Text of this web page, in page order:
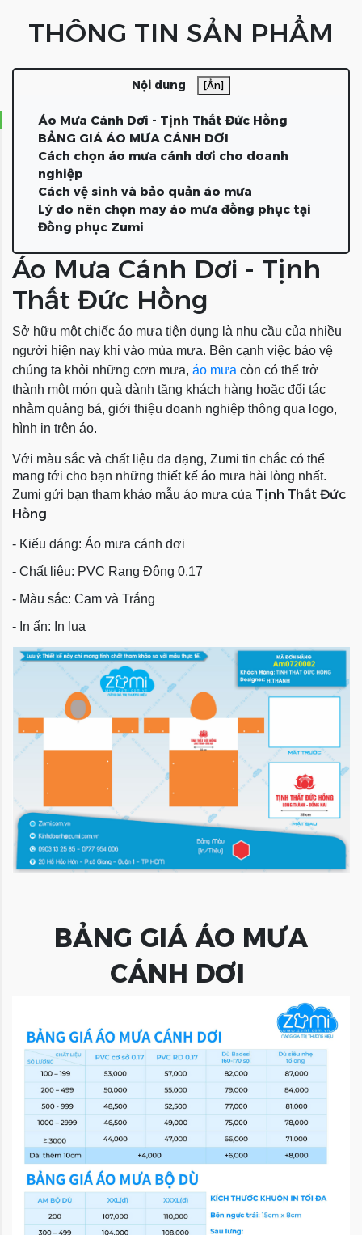
THÔNG TIN SẢN PHẨM
Nội dung [Ẩn]
Áo Mưa Cánh Dơi - Tịnh Thất Đức Hồng
BẢNG GIÁ ÁO MƯA CÁNH DƠI
Cách chọn áo mưa cánh dơi cho doanh
nghiệp
Cách vệ sinh và bảo quản áo mưa
Lý do nên chọn may áo mưa đồng phục tại
Đồng phục Zumi
Áo Mưa Cánh Dơi - Tịnh
Thất Đức Hồng
Sở hữu một chiếc áo mưa tiện dụng là nhu cầu của nhiều
người hiện nay khi vào mùa mưa. Bên cạnh việc bảo vệ
chúng ta khỏi những cơn mưa, áo mưa còn có thể trở
thành một món quà dành tặng khách hàng hoặc đối tác
nhằm quảng bá, giới thiệu doanh nghiệp thông qua logo,
hình in trên áo.
Với màu sắc và chất liệu đa dạng, Zumi tin chắc có thể
mang tới cho bạn những thiết kế áo mưa hài lòng nhất.
Zumi gửi bạn tham khảo mẫu áo mưa của Tịnh Thất Đức
Hồng
- Kiểu dáng: Áo mưa cánh dơi
- Chất liệu: PVC Rạng Đông 0.17
- Màu sắc: Cam và Trắng
- In ấn: In lụa
BẢNG GIÁ ÁO MƯA
CÁNH DƠI